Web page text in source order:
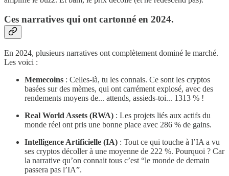
Ces narratives qui ont cartonné en 2024.
En 2024, plusieurs narratives ont complètement dominé le marché.
Les voici :
Memecoins : Celles-là, tu les connais. Ce sont les cryptos
basées sur des mèmes, qui ont carrément explosé, avec des
rendements moyens de... attends, assieds-toi... 1313 % !
Real World Assets (RWA) : Les projets liés aux actifs du
monde réel ont pris une bonne place avec 286 % de gains.
Intelligence Artificielle (IA) : Tout ce qui touche à l’IA a vu
ses cryptos décoller à une moyenne de 222 %. Pourquoi ? Car
la narrative qu’on connait tous c’est “le monde de demain
passera pas l’IA”.